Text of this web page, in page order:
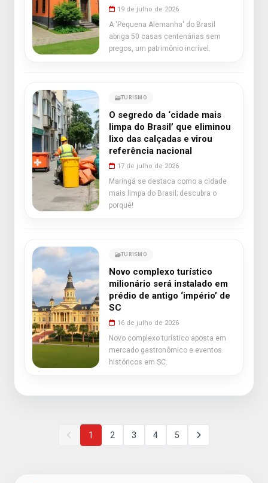
19 de julho de 2026
A 'Pequena Alemanha' do Brasil
abriga 50 casas centenárias sem
pregos, um patrimônio incrível.
TURISMO
O segredo da ‘cidade mais
limpa do Brasil’ que eliminou
lixo das calçadas e virou
referência nacional
17 de julho de 2026
Maringá se destaca como a cidade
mais limpa do Brasil; descubra o
porquê!
TURISMO
Novo complexo turístico
milionário será instalado em
prédio de antigo ‘império’ de
SC
16 de julho de 2026
Novo complexo turístico aposta em
mercado gastronômico e eventos
históricos em SC.
1 2 3 4 5